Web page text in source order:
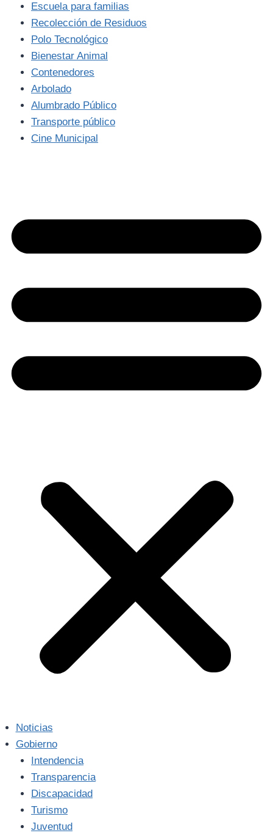
Escuela para familias
Recolección de Residuos
Polo Tecnológico
Bienestar Animal
Contenedores
Arbolado
Alumbrado Público
Transporte público
Cine Municipal
Noticias
Gobierno
Intendencia
Transparencia
Discapacidad
Turismo
Juventud